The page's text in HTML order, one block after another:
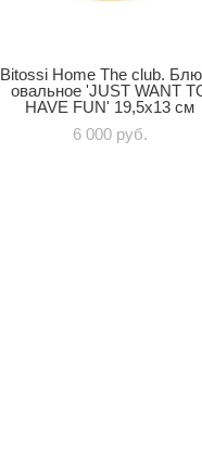
Bitossi Home The club.
овальное 'JUST WANT
HAVE FUN' 19,5x13 см
6 000 pуб.